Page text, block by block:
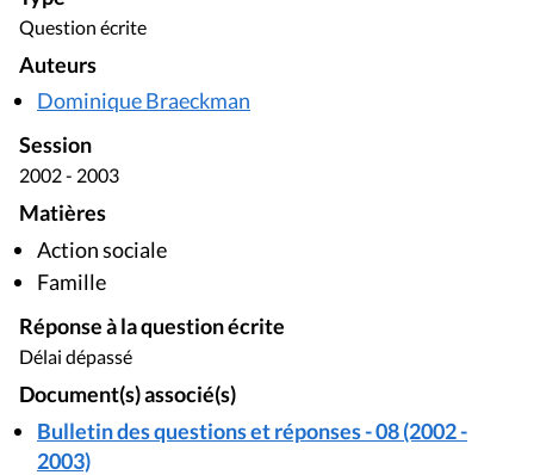
Question écrite
Auteurs
Dominique Braeckman
Session
2002 - 2003
Matières
Action sociale
Famille
Réponse à la question écrite
Délai dépassé
Document(s) associé(s)
Bulletin des questions et réponses - 08 (2002 -
2003)